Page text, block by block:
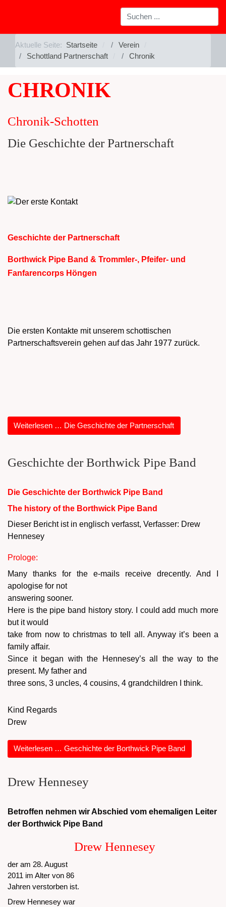
Aktuelle Seite: Startseite
Verein
Schottland Partnerschaft
Chronik
CHRONIK
Chronik-Schotten
Die Geschichte der Partnerschaft
Geschichte der Partnerschaft
Borthwick Pipe Band & Trommler-, Pfeifer- und
Fanfarencorps Höngen
Die ersten Kontakte mit unserem schottischen
Partnerschaftsverein gehen auf das Jahr 1977 zurück.
Weiterlesen … Die Geschichte der Partnerschaft
Geschichte der Borthwick Pipe Band
Die Geschichte der Borthwick Pipe Band
The history of the Borthwick Pipe Band
Dieser Bericht ist in englisch verfasst, Verfasser: Drew
Hennesey
Prologe:
Many thanks for the e-mails receive drecently. And I
apologise for not
answering sooner.
Here is the pipe band history story. I could add much more
but it would
take from now to christmas to tell all. Anyway it’s been a
family affair.
Since it began with the Hennesey’s all the way to the
present. My father and
three sons, 3 uncles, 4 cousins, 4 grandchildren I think.
Kind Regards
Drew
Weiterlesen … Geschichte der Borthwick Pipe Band
Drew Hennesey
Betroffen nehmen wir Abschied vom ehemaligen Leiter
der Borthwick Pipe Band
Drew Hennesey
der am 28. August
2011 im Alter von 86
Jahren verstorben ist.
Drew Hennesey war